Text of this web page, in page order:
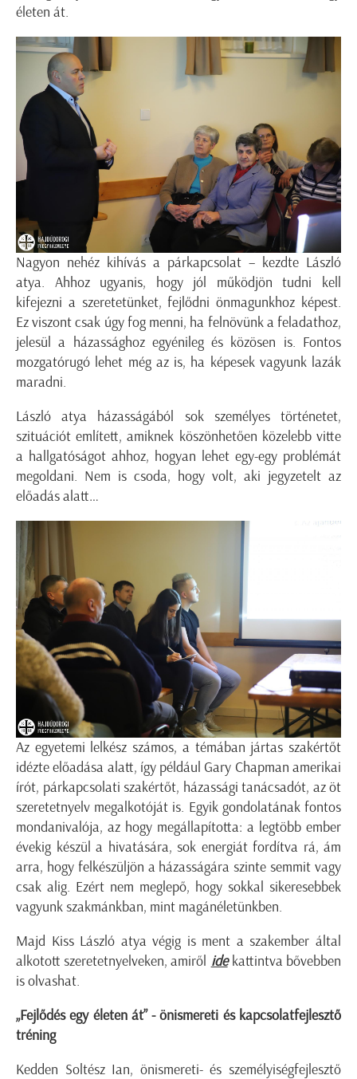
életen át.
Nagyon nehéz kihívás a párkapcsolat – kezdte László
atya. Ahhoz ugyanis, hogy jól működjön tudni kell
kifejezni a szeretetünket, fejlődni önmagunkhoz képest.
Ez viszont csak úgy fog menni, ha felnövünk a feladathoz,
jelesül a házassághoz egyénileg és közösen is. Fontos
mozgatórugó lehet még az is, ha képesek vagyunk lazák
maradni.
László atya házasságából sok személyes történetet,
szituációt említett, amiknek köszönhetően közelebb vitte
a hallgatóságot ahhoz, hogyan lehet egy-egy problémát
megoldani. Nem is csoda, hogy volt, aki jegyzetelt az
előadás alatt…
Az egyetemi lelkész számos, a témában jártas szakértőt
idézte előadása alatt, így például Gary Chapman amerikai
írót, párkapcsolati szakértőt, házassági tanácsadót, az öt
szeretetnyelv megalkotóját is. Egyik gondolatának fontos
mondanivalója, az hogy megállapította: a legtöbb ember
évekig készül a hivatására, sok energiát fordítva rá, ám
arra, hogy felkészüljön a házasságára szinte semmit vagy
csak alig. Ezért nem meglepő, hogy sokkal sikeresebbek
vagyunk szakmánkban, mint magánéletünkben.
Majd Kiss László atya végig is ment a szakember által
alkotott szeretetnyelveken, amiről idekattintva bővebben
is olvashat.
„Fejlődés egy életen át” - önismereti és kapcsolatfejlesztő
tréning
Kedden Soltész Ian, önismereti- és személyiségfejlesztő